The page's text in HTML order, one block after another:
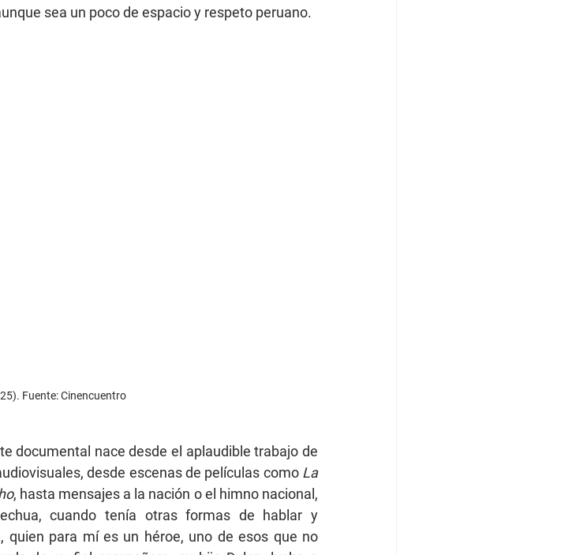
sea un poco de espacio y respeto peruano.
Fuente: Cinencuentro
documental nace desde el aplaudible trabajo de
desde escenas de películas como La
, hasta mensajes a la nación o el himno nacional,
cuando tenía otras formas de hablar y
quien para mí es un héroe, uno de esos que no